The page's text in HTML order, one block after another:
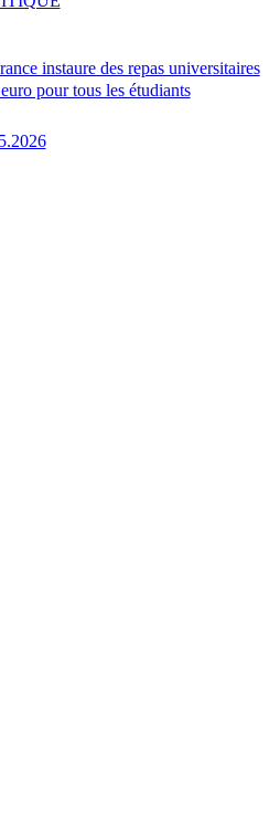
instaure des repas universitaires
pour tous les étudiants